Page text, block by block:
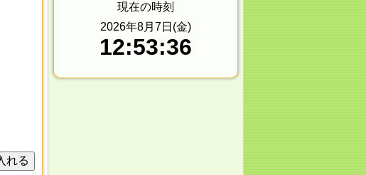
現在の時刻
2026年8月7日(金)
12:53:36